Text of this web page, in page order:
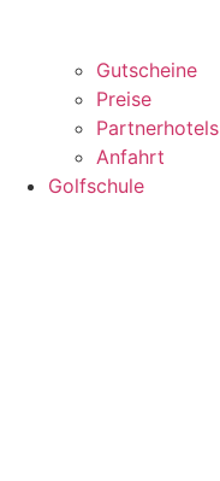
Gutscheine
Preise
Partnerhotels
Anfahrt
Golfschule